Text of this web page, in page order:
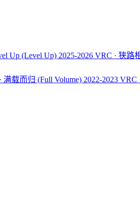
Up (Level Up) 2025-2026 VRC · 狭路
满载而归 (Full Volume) 2022-2023 VRC